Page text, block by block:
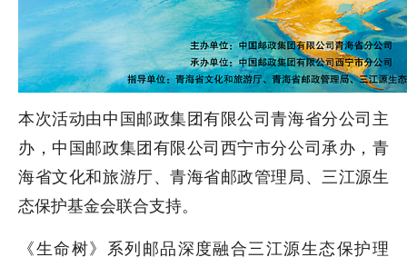
本次活动由中国邮政集团有限公司青海省分公司主
办，中国邮政集团有限公司西宁市分公司承办，青
海省文化和旅游厅、青海省邮政管理局、三江源生
态保护基金会联合支持。
《生命树》系列邮品深度融合三江源生态保护理